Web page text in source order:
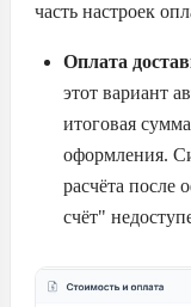
часть настроек
Оплата
этот вариант
итоговая
оформления.
расчёта после
счёт"